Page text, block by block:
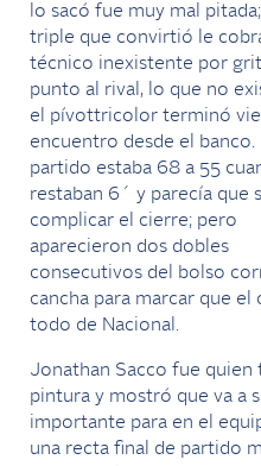
lo sacó fue muy mal
triple que convirtió le
técnico inexistente por
punto al rival, lo que no
el
pívottricolor terminó
encuentro desde el banco.
partido estaba 68 a 55
restaban 6´ y parecía que
complicar el cierre; pero
aparecieron dos dobles
consecutivos del bolso
cancha para marcar que el
todo de Nacional.
Jonathan Sacco fue quien
pintura y mostró que va a
importante para en el
una recta final de partido